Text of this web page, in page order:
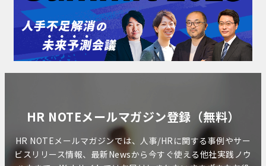
HR NOTEメールマガジン登録（無料）
HR NOTEメールマガジンでは、人事/HRに関する事例やサー
ビスリリース情報、最新Newsから今すぐ使える他社実践ノウ